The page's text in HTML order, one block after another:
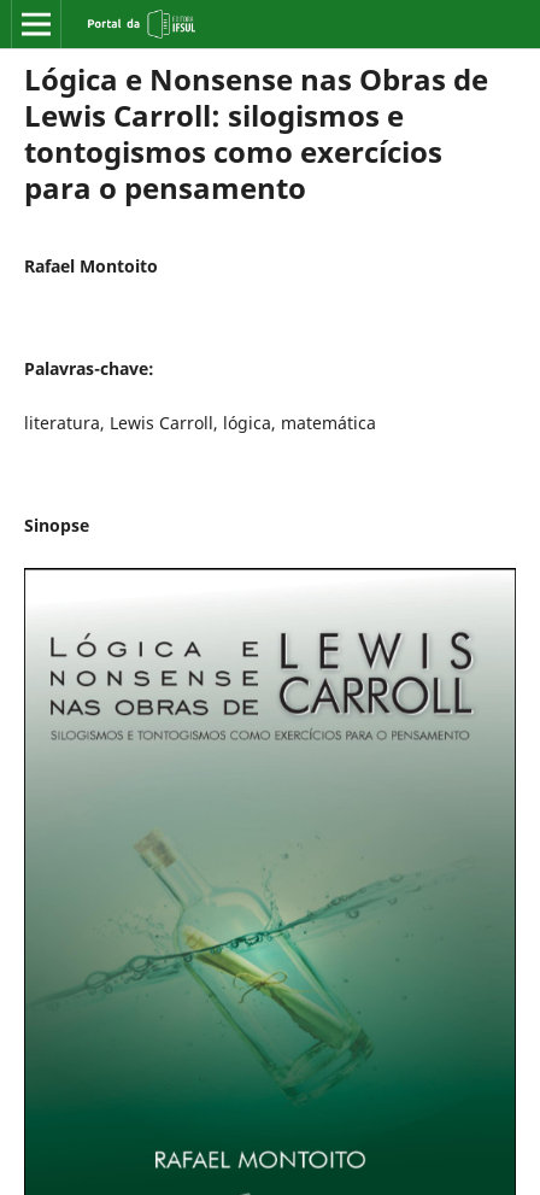
Lógica e Nonsense nas Obras de
Lewis Carroll: silogismos e
tontogismos como exercícios
para o pensamento
Rafael Montoito
Palavras-chave:
literatura, Lewis Carroll, lógica, matemática
Sinopse